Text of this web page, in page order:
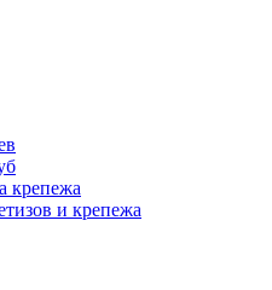
крепежа
и крепежа